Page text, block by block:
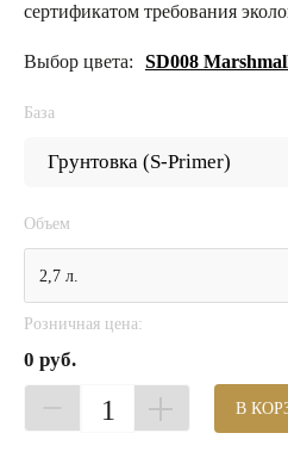
сертификатом требования
Выбор цвета: SD008
База
Объем
2,7 л.
Розничная цена:
0 руб.
1 В